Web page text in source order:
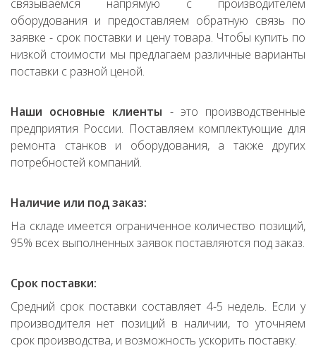
связываемся напрямую с производителем
оборудования и предоставляем обратную связь по
заявке - срок поставки и цену товара. Чтобы купить по
низкой стоимости мы предлагаем различные варианты
поставки с разной ценой.
Наши основные клиенты - это производственные
предприятия России. Поставляем комплектующие для
ремонта станков и оборудования, а также других
потребностей компаний.
Наличие или под заказ:
На складе имеется ограниченное количество позиций,
95% всех выполненных заявок поставляются под заказ.
Срок поставки:
Средний срок поставки составляет 4-5 недель. Если у
производителя нет позиций в наличии, то уточняем
срок производства, и возможность ускорить поставку.